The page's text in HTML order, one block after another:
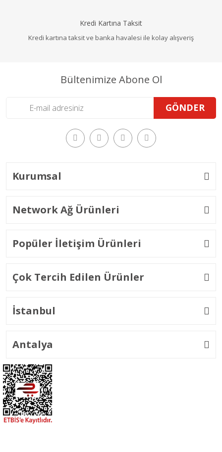
Kredi Kartına Taksit
Kredi kartına taksit ve banka havalesi ile kolay alışveriş
Bültenimize Abone Ol
GÖNDER
Kurumsal
Network Ağ Ürünleri
Popüler İletişim Ürünleri
Çok Tercih Edilen Ürünler
İstanbul
Antalya